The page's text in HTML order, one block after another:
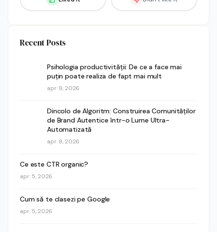
Recent Posts
Psihologia productivității: De ce a face mai
puțin poate realiza de fapt mai mult
apr. 9, 2026
Dincolo de Algoritm: Construirea Comunităților
de Brand Autentice într-o Lume Ultra-
Automatizată
apr. 8, 2026
Ce este CTR organic?
apr. 5, 2026
Cum să te clasezi pe Google
apr. 5, 2026